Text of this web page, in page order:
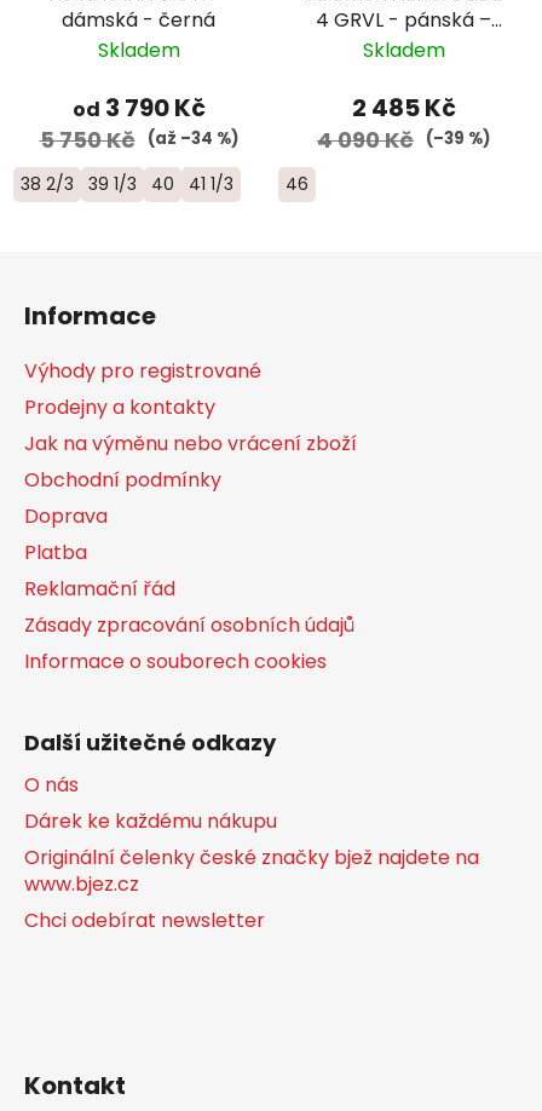
dámská - černá
Skladem
od 3 790 Kč
5 750 Kč (až –34 %)
38 2/3 39 1/3 40 41 1/3
4 GRVL - pánská –
hnědá/bílá
Skladem
2 485 Kč
4 090 Kč (–39 %)
46
Informace
Výhody pro registrované
Prodejny a kontakty
Jak na výměnu nebo vrácení zboží
Obchodní podmínky
Doprava
Platba
Reklamační řád
Zásady zpracování osobních údajů
Informace o souborech cookies
Další užitečné odkazy
O nás
Dárek ke každému nákupu
Originální čelenky české značky bjež najdete na
www.bjez.cz
Chci odebírat newsletter
Kontakt